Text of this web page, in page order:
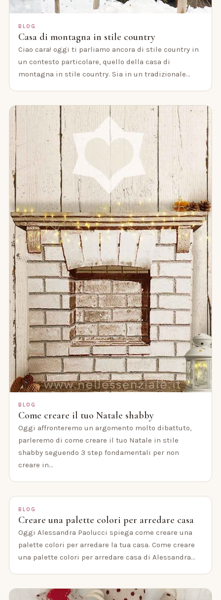
BLOG
Casa di montagna in stile country
Ciao cara! oggi ti parliamo ancora di stile country in
un contesto particolare, quello della casa di
montagna in stile country. Sia in un tradizionale…
BLOG
Come creare il tuo Natale shabby
Oggi affronteremo un argomento molto dibattuto,
parleremo di come creare il tuo Natale in stile
shabby seguendo 3 step fondamentali per non
creare in…
BLOG
Creare una palette colori per arredare casa
Oggi Alessandra Paolucci spiega come creare una
palette colori per arredare la tua casa. Come creare
una palette colori per arredare casa di Alessandra…